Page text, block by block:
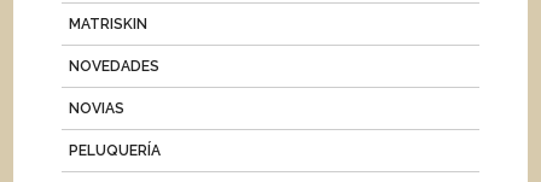
MATRISKIN
NOVEDADES
NOVIAS
PELUQUERÍA